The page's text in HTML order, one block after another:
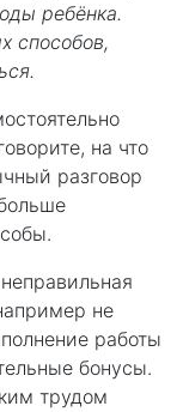
ребёнка.
способов,
на что
разговор
не
работы
бонусы.
трудом